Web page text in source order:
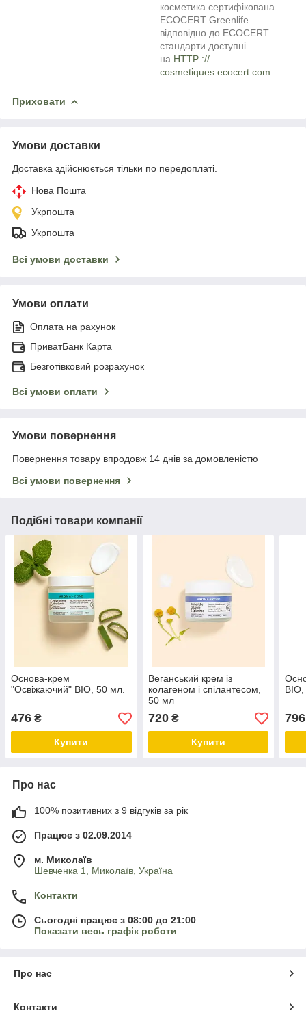
косметика сертифікована
ECOCERT Greenlife
відповідно до ECOCERT
стандарти доступні
на HTTP ://
cosmetiques.ecocert.com
Приховати
Умови доставки
Доставка здійснюється тільки по передоплаті.
Нова Пошта
Укрпошта
Укрпошта
Всі умови доставки
Умови оплати
Оплата на рахунок
ПриватБанк Карта
Безготівковий розрахунок
Всі умови оплати
Умови повернення
Повернення товару впродовж 14 днів за домовленістю
Всі умови повернення
Подібні товари компанії
Основа-крем
"Освіжаючий" BIO, 50 мл.
476 ₴
Купити
Веганський крем із
колагеном і спілантесом,
50 мл
720₴
Купити
796
Про нас
100% позитивних з 9 відгуків за рік
Працює з 02.09.2014
м. Миколаїв
Шевченка 1, Миколаїв, Україна
Контакти
Сьогодні працює з 08:00 до 21:00
Показати весь графік роботи
Про нас
Контакти